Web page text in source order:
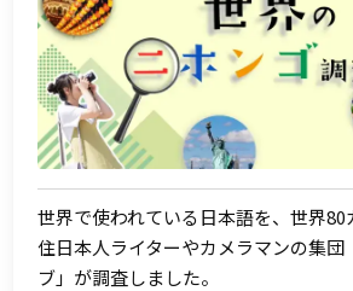
世界で使われている日本語を、世界
住日本人ライターやカメラマンの集団
ブ」が調査しました。